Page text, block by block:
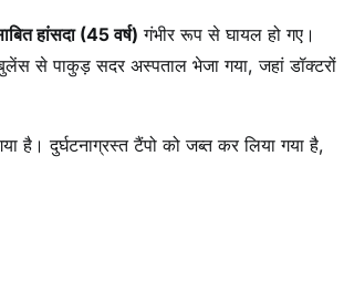
हांसदा (45 वर्ष) गंभीर रूप से घायल हो गए।
से पाकुड़ सदर अस्पताल भेजा गया, जहां डॉक्टरों
है। दुर्घटनाग्रस्त टैंपो को जब्त कर लिया गया है,